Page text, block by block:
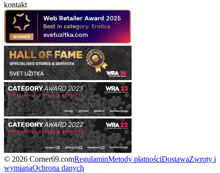
kontakt
© 2026 Corner69.comRegulaminMetody płatnościDostawaZwroty i
wymianaOchrona danych